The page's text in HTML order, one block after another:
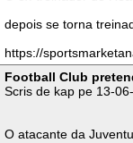
depois se torna
https://
Football Club
Scris de kap pe 13-
O atacante da